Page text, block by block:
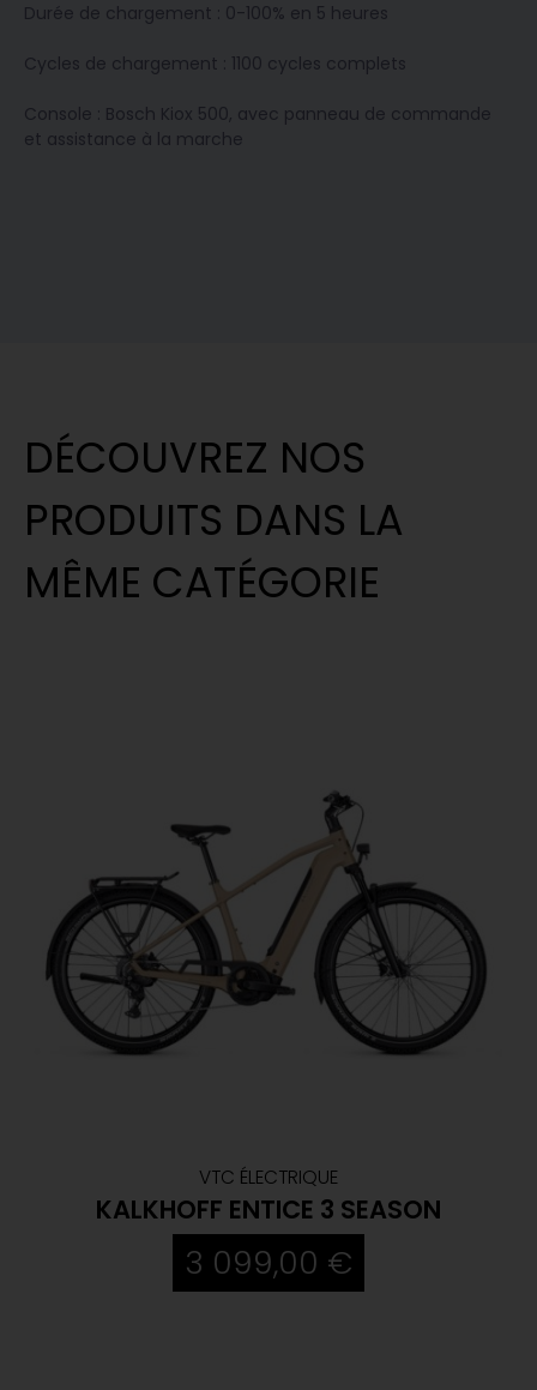
Durée de chargement : 0-100% en 5 heures
Cycles de chargement : 1100 cycles complets
Console : Bosch Kiox 500, avec panneau de commande
et assistance à la marche
DÉCOUVREZ NOS
PRODUITS DANS LA
MÊME CATÉGORIE
VTC ÉLECTRIQUE
KALKHOFF ENTICE 3 SEASON
3 099,00 €